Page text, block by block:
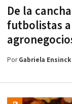
De la
futbolistas
PorGabriela Ensinck